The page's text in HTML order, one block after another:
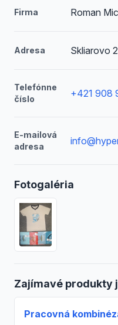
Firma Roman
Adresa Skliarovo
Telefónne
číslo
+421 908
E-mailová
adresa
Fotogaléria
Zajímavé produkty
Pracovná